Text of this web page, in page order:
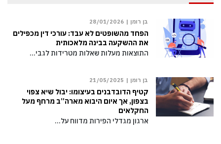
בן רומן | 28/01/2026
הפחד מהשופטים לא עבד: עורכי דין מכפילים
את ההשקעה בבינה מלאכותית
התוצאות מעלות שאלות מטרידות לגבי…
בן רומן | 21/05/2025
קטיף הדובדבנים בעיצומו: יבול שיא צפוי
בצפון, אך איום היבוא מארה”ב מרחף מעל
החקלאים
ארגון מגדלי הפירות מדווח על…